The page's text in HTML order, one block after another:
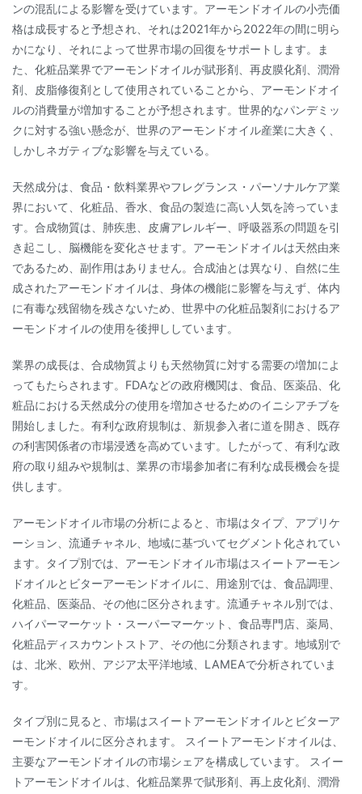
ンの混乱による影響を受けています。アーモンドオイルの小売価
格は成長すると予想され、それは2021年から2022年の間に明ら
かになり、それによって世界市場の回復をサポートします。ま
た、化粧品業界でアーモンドオイルが賦形剤、再皮膜化剤、潤滑
剤、皮脂修復剤として使用されていることから、アーモンドオイ
ルの消費量が増加することが予想されます。世界的なパンデミッ
クに対する強い懸念が、世界のアーモンドオイル産業に大きく、
しかしネガティブな影響を与えている。
天然成分は、食品・飲料業界やフレグランス・パーソナルケア業
界において、化粧品、香水、食品の製造に高い人気を誇っていま
す。合成物質は、肺疾患、皮膚アレルギー、呼吸器系の問題を引
き起こし、脳機能を変化させます。アーモンドオイルは天然由来
であるため、副作用はありません。合成油とは異なり、自然に生
成されたアーモンドオイルは、身体の機能に影響を与えず、体内
に有毒な残留物を残さないため、世界中の化粧品製剤におけるア
ーモンドオイルの使用を後押ししています。
業界の成長は、合成物質よりも天然物質に対する需要の増加によ
ってもたらされます。FDAなどの政府機関は、食品、医薬品、化
粧品における天然成分の使用を増加させるためのイニシアチブを
開始しました。有利な政府規制は、新規参入者に道を開き、既存
の利害関係者の市場浸透を高めています。したがって、有利な政
府の取り組みや規制は、業界の市場参加者に有利な成長機会を提
供します。
アーモンドオイル市場の分析によると、市場はタイプ、アプリケ
ーション、流通チャネル、地域に基づいてセグメント化されてい
ます。タイプ別では、アーモンドオイル市場はスイートアーモン
ドオイルとビターアーモンドオイルに、用途別では、食品調理、
化粧品、医薬品、その他に区分されます。流通チャネル別では、
ハイパーマーケット・スーパーマーケット、食品専門店、薬局、
化粧品ディスカウントストア、その他に分類されます。地域別で
は、北米、欧州、アジア太平洋地域、LAMEAで分析されていま
す。
タイプ別に見ると、市場はスイートアーモンドオイルとビターア
ーモンドオイルに区分されます。 スイートアーモンドオイルは、
主要なアーモンドオイルの市場シェアを構成しています。 スイー
トアーモンドオイルは、化粧品業界で賦形剤、再上皮化剤、潤滑